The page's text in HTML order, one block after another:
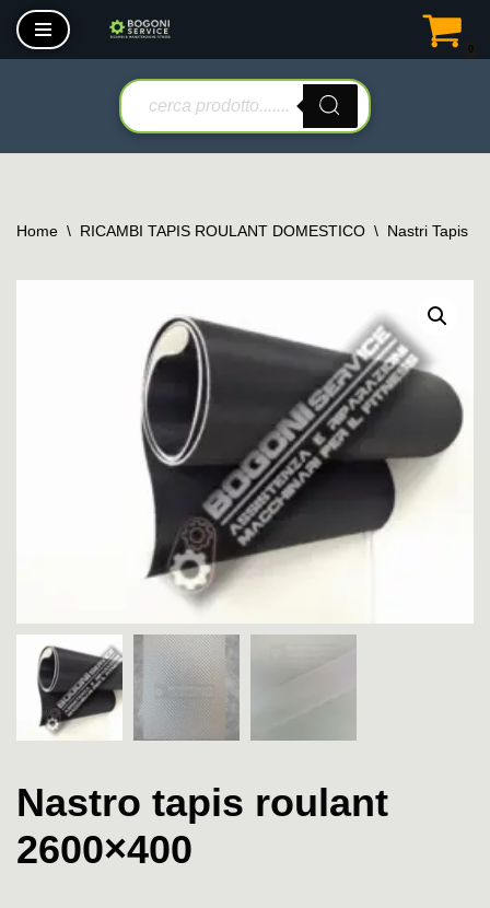
Vai
Home \ RICAMBI TAPIS ROULANT DOMESTICO \ Nastri Tapis
Nastro tapis roulant
2600×400